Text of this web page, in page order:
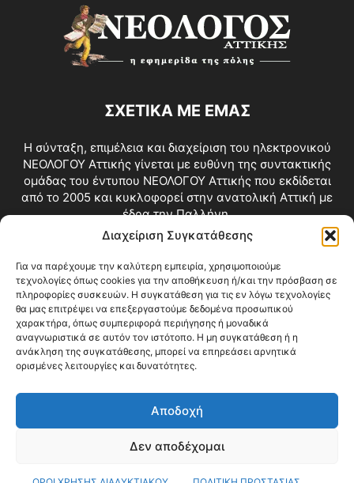
Διαχείριση Συγκατάθεσης
Για να παρέχουμε την καλύτερη εμπειρία, χρησιμοποιούμε
τεχνολογίες όπως cookies για την αποθήκευση ή/και την πρόσβαση σε
πληροφορίες συσκευών. Η συγκατάθεση για τις εν λόγω τεχνολογίες
θα μας επιτρέψει να επεξεργαστούμε δεδομένα προσωπικού
χαρακτήρα, όπως συμπεριφορά περιήγησης ή μοναδικά
αναγνωριστικά σε αυτόν τον ιστότοπο. Η μη συγκατάθεση ή η
ανάκληση της συγκατάθεσης, μπορεί να επηρεάσει αρνητικά
ορισμένες λειτουργίες και δυνατότητες.
Αποδοχή
Δεν αποδέχομαι
ΣΧΕΤΙΚΑ ΜΕ ΕΜΑΣ
Η σύνταξη, επιμέλεια και διαχείριση του ηλεκτρονικού
ΝΕΟΛΟΓΟΥ Αττικής γίνεται με ευθύνη της συντακτικής
ομάδας του έντυπου ΝΕΟΛΟΓΟΥ Αττικής που εκδίδεται
από το 2005 και κυκλοφορεί στην ανατολική Αττική με
έδρα την Παλλήνη.
Επικοινωνία:info@neologosattikis.gr
ΑΚΟΛΟΥΘΗΣΕ ΜΑΣ
Videos Όροι Χρήσης